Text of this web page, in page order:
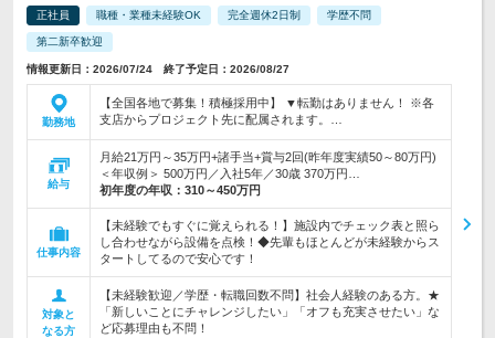
正社員 職種・業種未経験OK 完全週休2日制 学歴不問
第二新卒歓迎
情報更新日：2026/07/24 終了予定日：2026/08/27
勤務地
【全国各地で募集！積極採用中】 ▼転勤はありません！ ※各
支店からプロジェクト先に配属されます。…
給与
月給21万円～35万円+諸手当+賞与2回(昨年度実績50～80万円)
＜年収例＞ 500万円／入社5年／30歳 370万円…
初年度の年収： 310～450万円
仕事内容
【未経験でもすぐに覚えられる！】施設内でチェック表と照ら
し合わせながら設備を点検！◆先輩もほとんどが未経験からス
タートしてるので安心です！
対象と
なる方
【未経験歓迎／学歴・転職回数不問】社会人経験のある方。★
「新しいことにチャレンジしたい」「オフも充実させたい」な
ど応募理由も不問！